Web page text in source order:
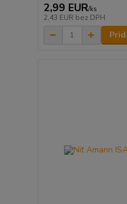
2,99 EUR/ks
2,43 EUR bez DPH